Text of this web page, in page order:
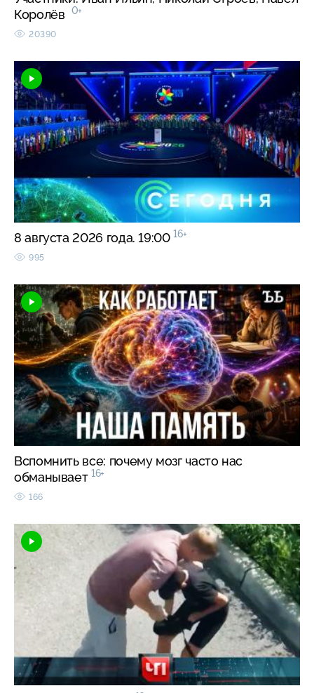
Королёв
0+
20390
8 августа 2026 года. 19:00 16+
995
Вспомнить все: почему мозг часто нас
обманывает 16+
166